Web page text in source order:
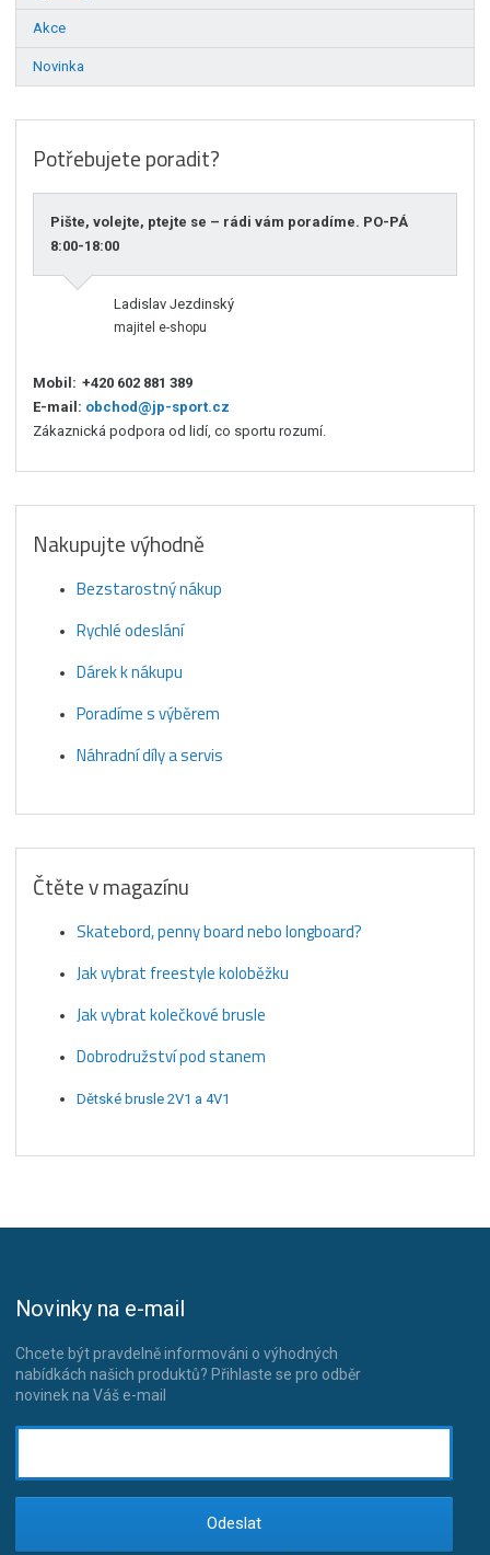
Akce
Novinka
Potřebujete poradit?
Pište, volejte, ptejte se – rádi vám poradíme. PO-PÁ
8:00-18:00
Ladislav Jezdinský
majitel e-shopu
Mobil: +420 602 881 389
E-mail: obchod@jp-sport.cz
Zákaznická podpora od lidí, co sportu rozumí.
Nakupujte výhodně
Bezstarostný nákup
Rychlé odeslání
Dárek k nákupu
Poradíme s výběrem
Náhradní díly a servis
Čtěte v magazínu
Skatebord, penny board nebo longboard?
Jak vybrat freestyle koloběžku
Jak vybrat kolečkové brusle
Dobrodružství pod stanem
Dětské brusle 2V1 a 4V1
Novinky na e-mail
Chcete být pravdelně informováni o výhodných
nabídkách našich produktů? Přihlaste se pro odběr
novinek na Váš e-mail
Odeslat